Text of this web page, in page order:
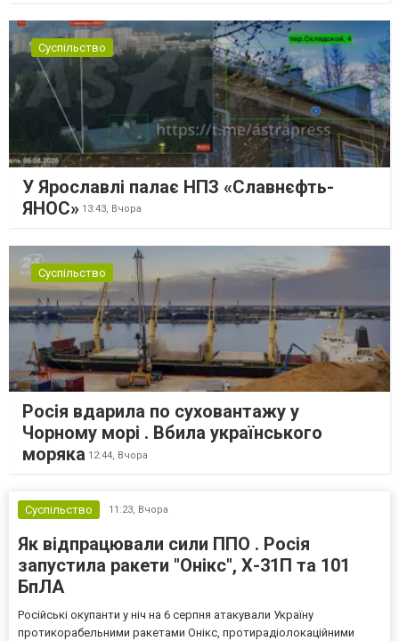
Суспільство
У Ярославлі палає НПЗ «Славнєфть-
ЯНОС» 13:43, Вчора
Суспільство
Росія вдарила по суховантажу у
Чорному морі . Вбила українського
моряка 12:44, Вчора
Суспільство 11:23, Вчора
Як відпрацювали сили ППО . Росія
запустила ракети "Онікс", Х-31П та 101
БпЛА
Російські окупанти у ніч на 6 серпня атакували Україну
протикорабельними ракетами Онікс, протирадіолокаційними